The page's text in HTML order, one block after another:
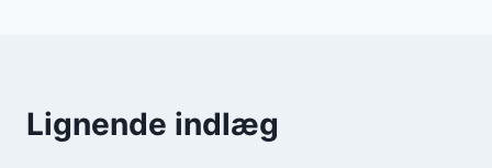
Lignende indlæg